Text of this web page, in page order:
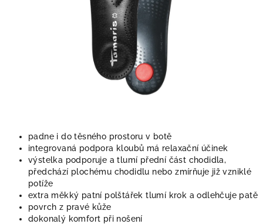
padne i do těsného prostoru v botě
integrovaná podpora kloubů má relaxační účinek
výstelka podporuje a tlumí přední část chodidla,
předchází plochému chodidlu nebo zmírňuje již vzniklé
potíže
extra měkký patní polštářek tlumí krok a odlehčuje patě
povrch z pravé kůže
dokonalý komfort při nošení